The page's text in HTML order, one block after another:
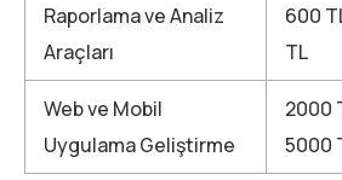
Raporlama ve Analiz
Araçları
600
TL
Web ve Mobil
Uygulama Geliştirme
2000
5000